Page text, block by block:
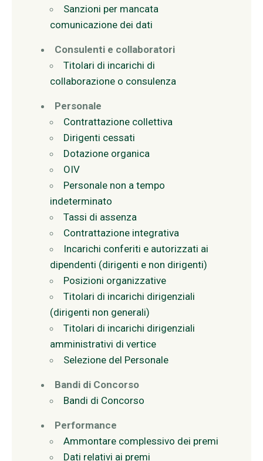
Sanzioni per mancata
comunicazione dei dati
Consulenti e collaboratori
Titolari di incarichi di
collaborazione o consulenza
Personale
Contrattazione collettiva
Dirigenti cessati
Dotazione organica
OIV
Personale non a tempo
indeterminato
Tassi di assenza
Contrattazione integrativa
Incarichi conferiti e autorizzati ai
dipendenti (dirigenti e non dirigenti)
Posizioni organizzative
Titolari di incarichi dirigenziali
(dirigenti non generali)
Titolari di incarichi dirigenziali
amministrativi di vertice
Selezione del Personale
Bandi di Concorso
Bandi di Concorso
Performance
Ammontare complessivo dei premi
Dati relativi ai premi